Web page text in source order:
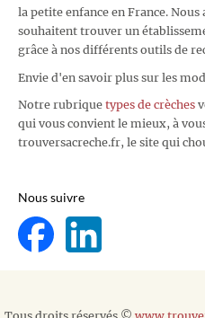
la petite enfance en France.
souhaitent trouver un
grâce à nos différents outils de
Envie d'en savoir plus sur les
Notre rubrique types de crèches
qui vous convient le mieux, à
trouversacreche.fr, le site qui
Nous suivre